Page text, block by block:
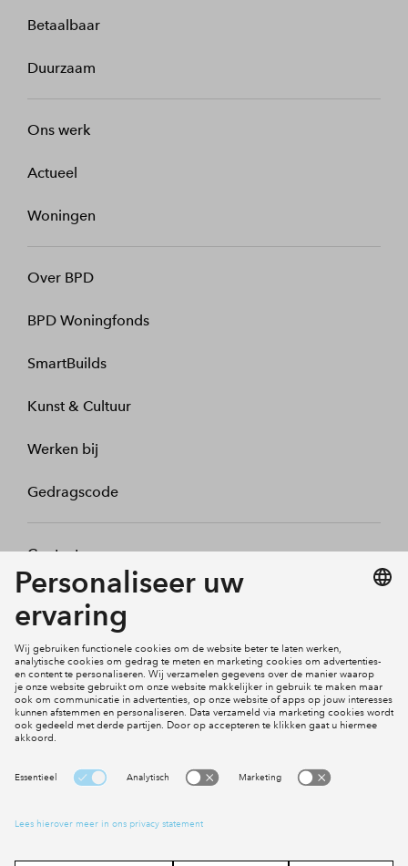
Betaalbaar
Duurzaam
Ons werk
Actueel
Woningen
Over BPD
BPD Woningfonds
SmartBuilds
Kunst & Cultuur
Werken bij
Gedragscode
Contact
Mijn profiel
Social Media
Cookies